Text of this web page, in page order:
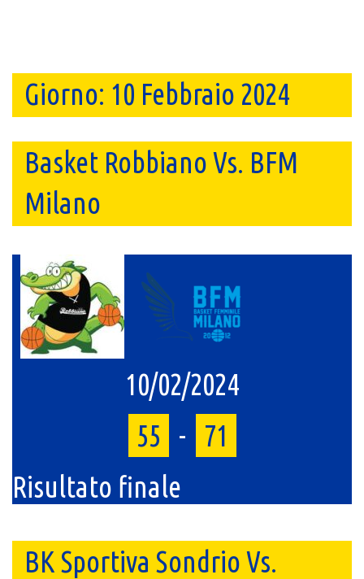
Giorno: 10 Febbraio 2024
Basket Robbiano Vs. BFM
Milano
10/02/2024
55
-
71
Risultato finale
BK Sportiva Sondrio Vs.